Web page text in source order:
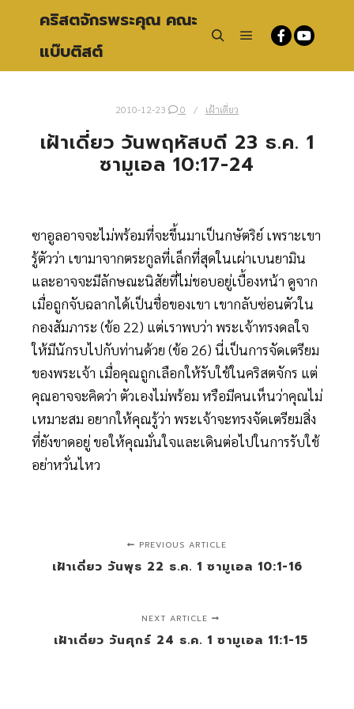
คริสตจักรพระคุณ คณะ
แบ๊บติสต์
2010-12-23 0 เฝ้าเดี่ยว
เฝ้าเดี่ยว วันพฤหัสบดี 23 ธ.ค. 1
ซามูเอล 10:17-24
ซาอูลอาจจะไม่พร้อมที่จะขึ้นมาเป็นกษัตริย์ เพราะเขา
รู้ตัวว่า เขามาจากตระกูลที่เล็กที่สุดในเผ่าเบนยามิน
และอาจจะมีลักษณะนิสัยที่ไม่ชอบอยู่เบื้องหน้า ดูจาก
เมื่อถูกจับฉลากได้เป็นชื่อของเขา เขากลับซ่อนตัวใน
กองสัมภาระ (ข้อ 22) แต่เราพบว่า พระเจ้าทรงดลใจ
ให้มีนักรบไปกับท่านด้วย (ข้อ 26) นี่เป็นการจัดเตรียม
ของพระเจ้า เมื่อคุณถูกเลือกให้รับใช้ในคริสตจักร แต่
คุณอาจจะคิดว่า ตัวเองไม่พร้อม หรือมีคนเห็นว่าคุณไม่
เหมาะสม อยากให้คุณรู้ว่า พระเจ้าจะทรงจัดเตรียมสิ่ง
ที่ยังขาดอยู่ ขอให้คุณมั่นใจและเดินต่อไปในการรับใช้
อย่าหวั่นไหว
PREVIOUS ARTICLE
เฝ้าเดี่ยว วันพุธ 22 ธ.ค. 1 ซามูเอล 10:1-16
NEXT ARTICLE
เฝ้าเดี่ยว วันศุกร์ 24 ธ.ค. 1 ซามูเอล 11:1-15